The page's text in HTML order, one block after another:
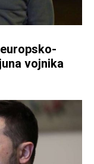
vojnika